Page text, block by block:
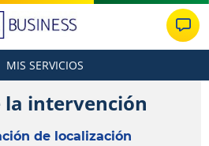
MIS SERVICIOS
la intervención
de localización